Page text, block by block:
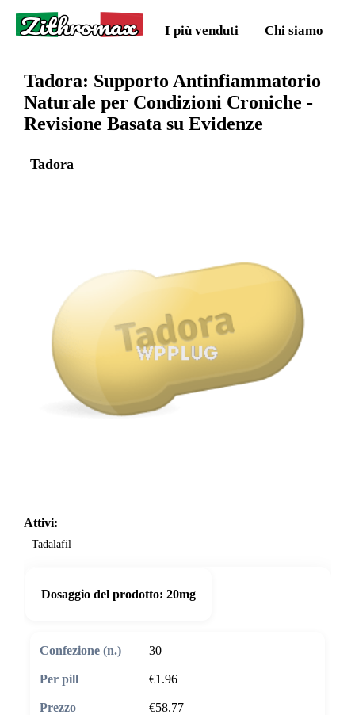
Zithromax I più venduti Chi siamo
Tadora: Supporto Antinfiammatorio
Naturale per Condizioni Croniche -
Revisione Basata su Evidenze
Tadora
Attivi:
Tadalafil
Dosaggio del prodotto: 20mg
30
€1.96
€58.77